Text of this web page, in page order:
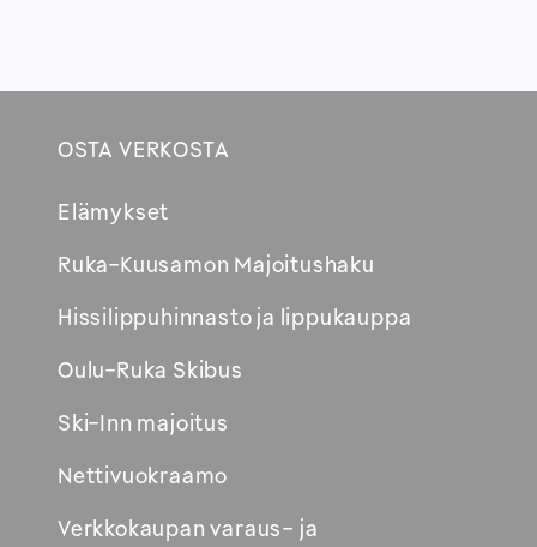
OSTA VERKOSTA
Elämykset
Ruka-Kuusamon Majoitushaku
ikkunaan
Hissilippuhinnasto ja lippukauppa
Oulu-Ruka Skibus
Ski-Inn majoitus
Nettivuokraamo
Verkkokaupan varaus- ja